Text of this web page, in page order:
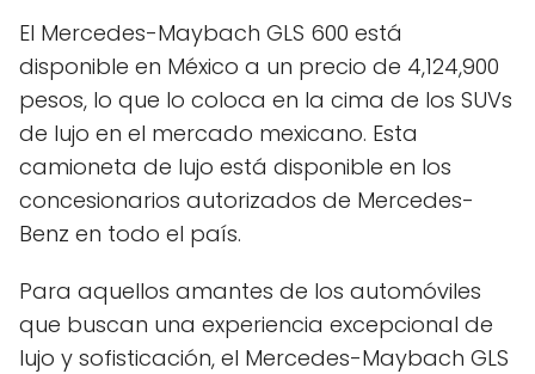
El Mercedes-Maybach GLS 600 está
disponible en México a un precio de 4,124,900
pesos, lo que lo coloca en la cima de los SUVs
de lujo en el mercado mexicano. Esta
camioneta de lujo está disponible en los
concesionarios autorizados de Mercedes-
Benz en todo el país.
Para aquellos amantes de los automóviles
que buscan una experiencia excepcional de
lujo y sofisticación, el Mercedes-Maybach GLS